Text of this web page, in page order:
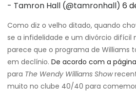
- Tamron Hall (@tamronhall) 6
Como diz o velho ditado, quando
se a infidelidade e um divórcio difícil
parece que o programa de Williams
em declínio. De acordo com a
para The Wendy Williams Show
muito no clube 40/40 para